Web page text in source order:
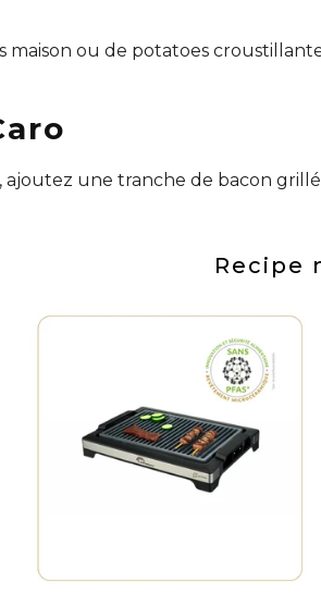
maison ou de potatoes
ajoutez une tranche de bacon
Recipe